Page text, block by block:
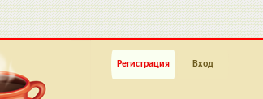
Регистрация Вход